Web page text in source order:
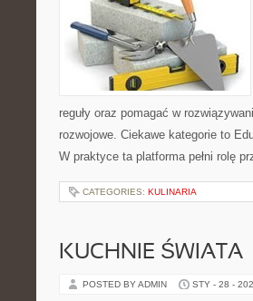
reguły oraz pomagać w
rozwojowe. Ciekawe kategorie to
W praktyce ta platforma pełni rolę
CATEGORIES: KULINARIA
KUCHNIE ŚWIATA
POSTED BY ADMIN STY - 28 -